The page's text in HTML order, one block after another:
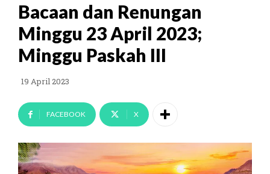
Bacaan dan Renungan
Minggu 23 April 2023;
Minggu Paskah III
19 April 2023
FACEBOOK X